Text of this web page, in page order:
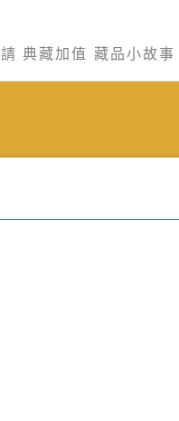
典藏加值 藏品小故事